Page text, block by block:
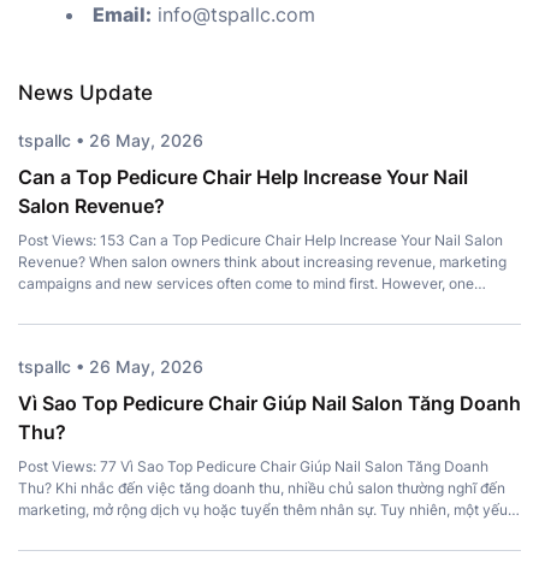
Email: info@tspallc.com
News Update
tspallc • 26 May, 2026
Can a Top Pedicure Chair Help Increase Your Nail
Salon Revenue?
Post Views: 153 Can a Top Pedicure Chair Help Increase Your Nail Salon
Revenue? When salon owners think about increasing revenue, marketing
campaigns and new services often come to mind first. However, one
More than just a place for clients to sit, the right chair […]
tspallc • 26 May, 2026
Vì Sao Top Pedicure Chair Giúp Nail Salon Tăng Doanh
Thu?
Post Views: 77 Vì Sao Top Pedicure Chair Giúp Nail Salon Tăng Doanh
Thu? Khi nhắc đến việc tăng doanh thu, nhiều chủ salon thường nghĩ đến
marketing, mở rộng dịch vụ hoặc tuyển thêm nhân sự. Tuy nhiên, một yếu